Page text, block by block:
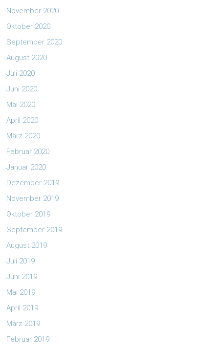
November 2020
Oktober 2020
September 2020
August 2020
Juli 2020
Juni 2020
Mai 2020
April 2020
März 2020
Februar 2020
Januar 2020
Dezember 2019
November 2019
Oktober 2019
September 2019
August 2019
Juli 2019
Juni 2019
Mai 2019
April 2019
März 2019
Februar 2019